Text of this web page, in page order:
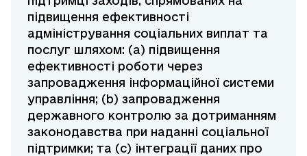
підвищення ефективності
адміністрування соціальних виплат та
послуг шляхом: (a) підвищення
ефективності роботи через
запровадження інформаційної системи
управління; (b) запровадження
державного контролю за дотриманням
законодавства при наданні соціальної
підтримки; та (c) інтеграції даних про